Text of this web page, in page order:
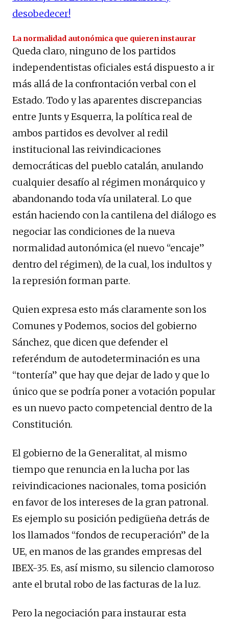
desobedecer!
La normalidad autonómica que quieren instaurar
Queda claro, ninguno de los partidos
independentistas oficiales está dispuesto a ir
más allá de la confrontación verbal con el
Estado. Todo y las aparentes discrepancias
entre Junts y Esquerra, la política real de
ambos partidos es devolver al redil
institucional las reivindicaciones
democráticas del pueblo catalán, anulando
cualquier desafío al régimen monárquico y
abandonando toda vía unilateral. Lo que
están haciendo con la cantilena del diálogo es
negociar las condiciones de la nueva
normalidad autonómica (el nuevo “encaje”
dentro del régimen), de la cual, los indultos y
la represión forman parte.
Quien expresa esto más claramente son los
Comunes y Podemos, socios del gobierno
Sánchez, que dicen que defender el
referéndum de autodeterminación es una
“tontería” que hay que dejar de lado y que lo
único que se podría poner a votación popular
es un nuevo pacto competencial dentro de la
Constitución.
El gobierno de la Generalitat, al mismo
tiempo que renuncia en la lucha por las
reivindicaciones nacionales, toma posición
en favor de los intereses de la gran patronal.
Es ejemplo su posición pedigüeña detrás de
los llamados “fondos de recuperación” de la
UE, en manos de las grandes empresas del
IBEX-35. Es, así mismo, su silencio clamoroso
ante el brutal robo de las facturas de la luz.
Pero la negociación para instaurar esta